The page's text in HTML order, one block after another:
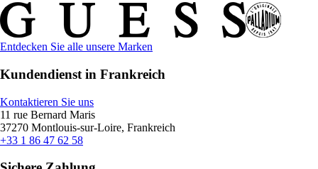
Entdecken Sie alle unsere Marken
Kundendienst in Frankreich
Kontaktieren Sie uns
11 rue Bernard Maris
37270 Montlouis-sur-Loire, Frankreich
+33 1 86 47 62 58